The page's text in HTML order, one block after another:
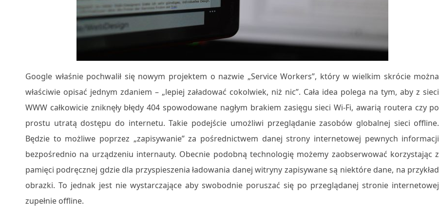
Google właśnie pochwalił się nowym projektem o nazwie „Service Workers”, który w wielkim skrócie można
właściwie opisać jednym zdaniem – „lepiej załadować cokolwiek, niż nic”. Cała idea polega na tym, aby z sieci
WWW całkowicie zniknęły błędy 404 spowodowane nagłym brakiem zasięgu sieci Wi-Fi, awarią routera czy po
prostu utratą dostępu do internetu. Takie podejście umożliwi przeglądanie zasobów globalnej sieci offline.
Będzie to możliwe poprzez „zapisywanie” za pośrednictwem danej strony internetowej pewnych informacji
bezpośrednio na urządzeniu internauty. Obecnie podobną technologię możemy zaobserwować korzystając z
pamięci podręcznej gdzie dla przyspieszenia ładowania danej witryny zapisywane są niektóre dane, na przykład
obrazki. To jednak jest nie wystarczające aby swobodnie poruszać się po przeglądanej stronie internetowej
zupełnie offline.